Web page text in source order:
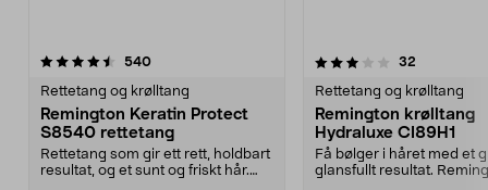
540anmeldelser
Rettetang og krølltang
Remington Keratin Protect
S8540 rettetang
Rettetang som gir ett rett, holdbart
resultat, og et sunt og friskt hår.
3.0 av 5 stjerner 32
Rettetang og krølltang
Remington krølltang
Hydraluxe CI89H1
Få bølger i håret med et
glansfullt resultat.
4.5 av 5 stjerner